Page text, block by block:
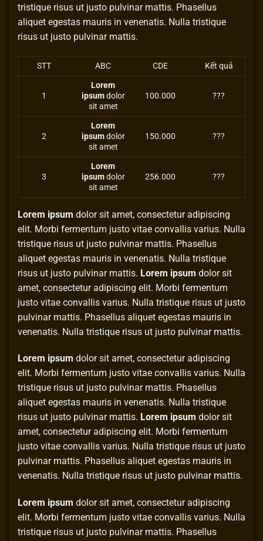
tristique risus ut justo pulvinar mattis. Phasellus
aliquet egestas mauris in venenatis. Nulla tristique
risus ut justo pulvinar mattis.
STT ABC CDE Kết quả
1
Lorem
ipsumdolor
sit amet
100.000 ???
2
Lorem
ipsumdolor
sit amet
150.000 ???
3
Lorem
ipsumdolor
sit amet
256.000 ???
Lorem ipsum dolor sit amet, consectetur adipiscing
elit. Morbi fermentum justo vitae convallis varius. Nulla
tristique risus ut justo pulvinar mattis. Phasellus
aliquet egestas mauris in venenatis. Nulla tristique
risus ut justo pulvinar mattis. Lorem ipsum dolor sit
amet, consectetur adipiscing elit. Morbi fermentum
justo vitae convallis varius. Nulla tristique risus ut justo
pulvinar mattis. Phasellus aliquet egestas mauris in
venenatis. Nulla tristique risus ut justo pulvinar mattis.
Lorem ipsum dolor sit amet, consectetur adipiscing
elit. Morbi fermentum justo vitae convallis varius. Nulla
tristique risus ut justo pulvinar mattis. Phasellus
aliquet egestas mauris in venenatis. Nulla tristique
risus ut justo pulvinar mattis. Lorem ipsum dolor sit
amet, consectetur adipiscing elit. Morbi fermentum
justo vitae convallis varius. Nulla tristique risus ut justo
pulvinar mattis. Phasellus aliquet egestas mauris in
venenatis. Nulla tristique risus ut justo pulvinar mattis.
Lorem ipsum dolor sit amet, consectetur adipiscing
elit. Morbi fermentum justo vitae convallis varius. Nulla
tristique risus ut justo pulvinar mattis. Phasellus